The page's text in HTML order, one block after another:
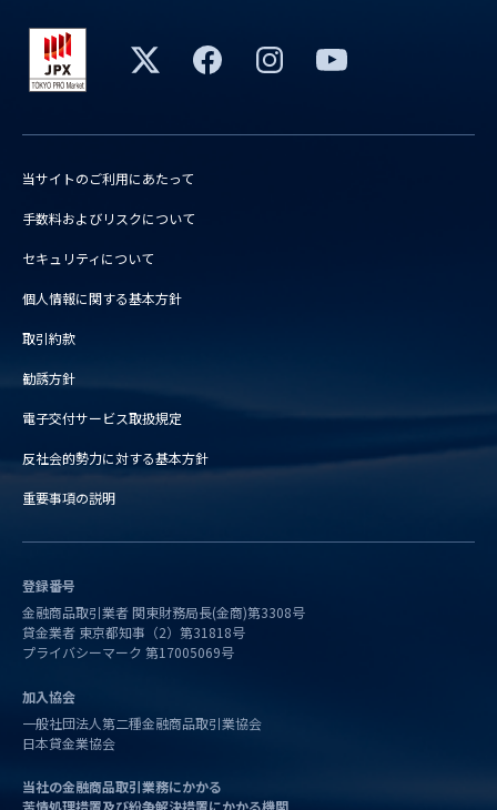
当サイトのご利用にあたって
手数料およびリスクについて
セキュリティについて
個人情報に関する基本方針
取引約款
勧誘方針
電子交付サービス取扱規定
反社会的勢力に対する基本方針
重要事項の説明
登録番号
金融商品取引業者 関東財務局長(金商)第3308号
貸金業者 東京都知事（2）第31818号
プライバシーマーク 第17005069号
加入協会
一般社団法人第二種金融商品取引業協会
日本貸金業協会
当社の金融商品取引業務にかかる